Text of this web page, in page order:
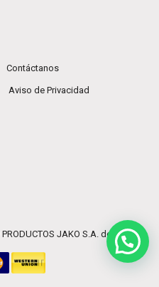
Contáctanos
Aviso de Privacidad
PRODUCTOS JAKO S.A. de C.V.